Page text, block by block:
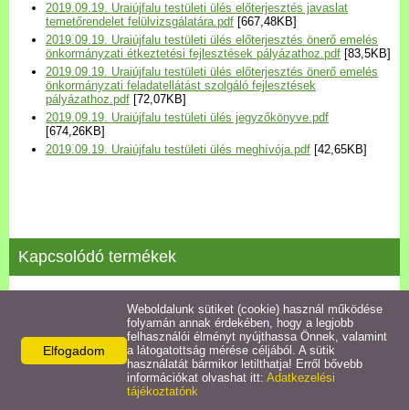
Települési Arculati
Kézikönyv
Hírek
Bezerédj Amália Óvoda
Egyéb szolgáltatások
Egészségügyi ellátás
Uraiújfalu Sportegyesület
2019.09.19. Uraiújfalu testületi ülés előterjesztés javaslat
temetőrendelet felülvizsgálatára.pdf [667,48KB]
2019.09.19. Uraiújfalu testületi ülés előterjesztés önerő emelés
önkormányzati étkeztetési fejlesztések pályázathoz.pdf [83,5KB]
2019.09.19. Uraiújfalu testületi ülés előterjesztés önerő emelés
önkormányzati feladatellátást szolgáló fejlesztések
pályázathoz.pdf [72,07KB]
2019.09.19. Uraiújfalu testületi ülés jegyzőkönyve.pdf
[674,26KB]
2019.09.19. Uraiújfalu testületi ülés meghívója.pdf [42,65KB]
Kapcsolódó termékek
2019.10.28. testületi ülés jegyzőkönyve
Részletek
Elfogadom
Weboldalunk sütiket (cookie) használ működése
folyamán annak érdekében, hogy a legjobb
felhasználói élményt nyújthassa Önnek, valamint
a látogatottság mérése céljából. A sütik
használatát bármikor letilthatja! Erről bővebb
információkat olvashat itt: Adatkezelési
tájékoztatónk